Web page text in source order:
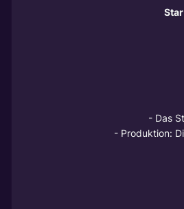
- Das
- Produktion: